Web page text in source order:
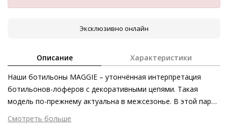
Эксклюзивно онлайн
Описание Характеристики
Наши ботильоны MAGGIE – утончённая интерпретация
ботильонов-лоферов с декоративными цепями. Такая
модель по-прежнему актуальна в межсезонье. В этой паре
роскошные акценты блестяще объединены с
эксцентричностью благодаря мягкой глянцевой коже
Смотреть больше